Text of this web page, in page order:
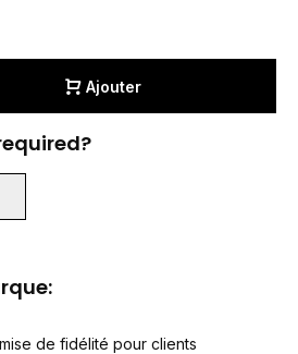
Ajouter
de fidélité pour clients